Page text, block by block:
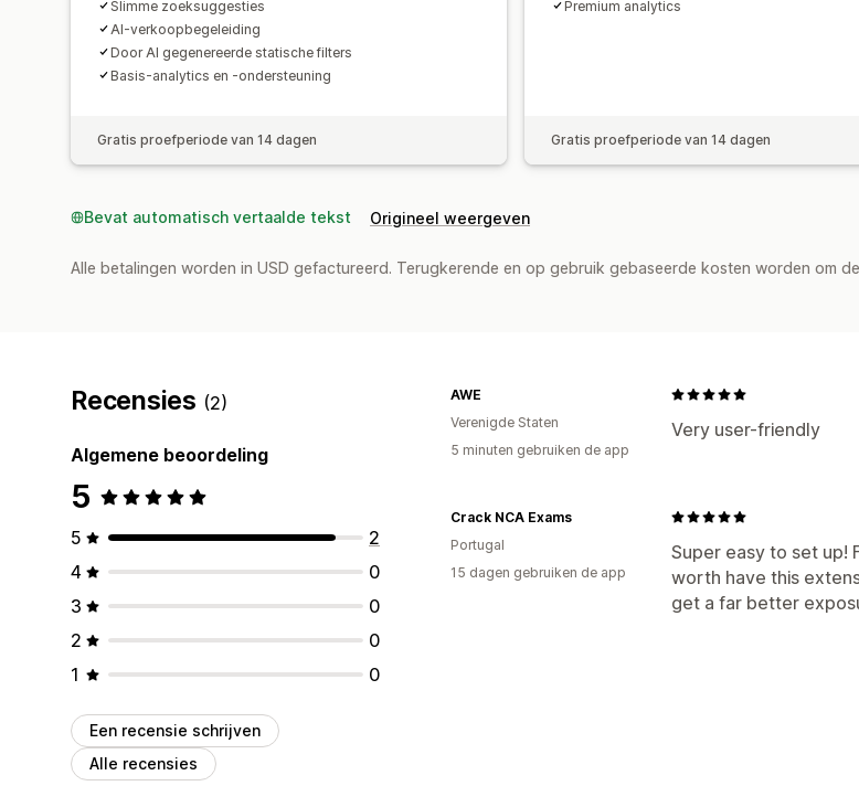
Slimme zoeksuggesties
AI-verkoopbegeleiding
Door AI gegenereerde statische filters
Basis-analytics en -ondersteuning
Gratis proefperiode van 14 dagen
Premium analytics
Gratis proefperiode van 14 dagen
Bevat automatisch vertaalde tekst Origineel weergeven
Alle betalingen worden in USD gefactureerd. Terugkerende en op gebruik gebaseerde kosten worden om
Recensies (2)
Algemene beoordeling
5
5
2
4
0
3
0
2
0
1
0
Een recensie schrijven
Alle recensies
Very user-friendly
AWE
Verenigde Staten
5 minuten gebruiken de app
Super easy to set up!
worth have this
get a far better
Crack NCA Exams
Portugal
15 dagen gebruiken de app